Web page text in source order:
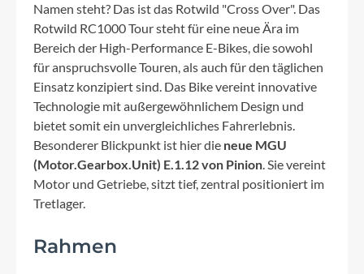
Namen steht? Das ist das Rotwild "Cross Over". Das
Rotwild RC1000 Tour steht für eine neue Ära im
Bereich der High-Performance E-Bikes, die sowohl
für anspruchsvolle Touren, als auch für den täglichen
Einsatz konzipiert sind. Das Bike vereint innovative
Technologie mit außergewöhnlichem Design und
bietet somit ein unvergleichliches Fahrerlebnis.
Besonderer Blickpunkt ist hier die neue MGU
(Motor.Gearbox.Unit) E.1.12 von Pinion. Sie vereint
Motor und Getriebe, sitzt tief, zentral positioniert im
Tretlager.
Rahmen